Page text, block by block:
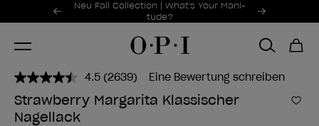
Sonderangebote
Neu Fall Collection | What's Your Mani-
tude?
Item 1 of 2
4.5 2639
Bewertungen
lesen..
(2639) Eine Bewertung schreiben
Strawberry Margarita Klassischer
Nagellack
Zur